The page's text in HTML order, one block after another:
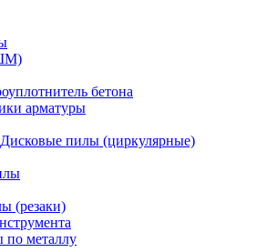
бетона
арматуры
Дисковые пилы (циркулярные)
(резаки)
металлу